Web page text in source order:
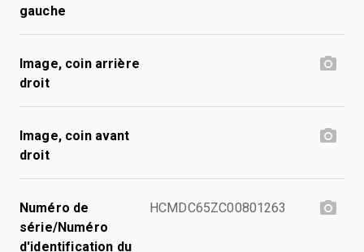
gauche
Image, coin arrière
droit
Image, coin avant
droit
Numéro de
série/Numéro
d'identification du
HCMDC65ZC00801263